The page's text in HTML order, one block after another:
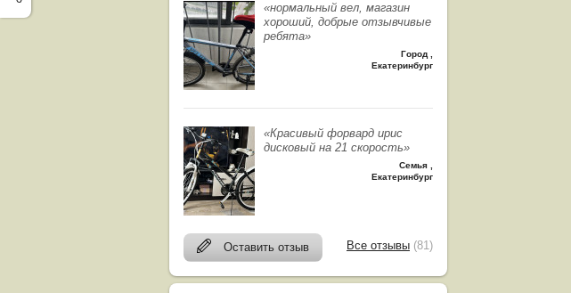
«нормальный вел, магазин
хороший, добрые отзывчивые
ребята»
Город
Екатеринбург
«Красивый форвард ирис
дисковый на 21 скорость»
Семья
Екатеринбург
Оставить отзыв Все отзывы (81)